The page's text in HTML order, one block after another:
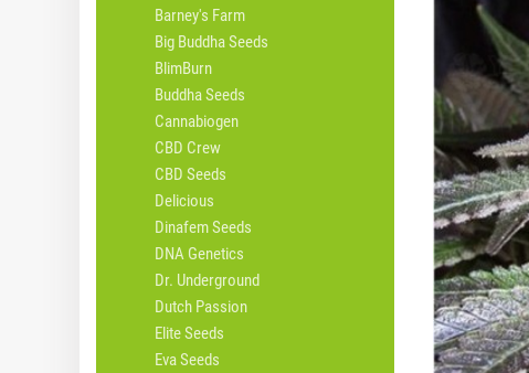
Barney's Farm
Big Buddha Seeds
BlimBurn
Buddha Seeds
Cannabiogen
CBD Crew
CBD Seeds
Delicious
Dinafem Seeds
DNA Genetics
Dr. Underground
Dutch Passion
Elite Seeds
Eva Seeds